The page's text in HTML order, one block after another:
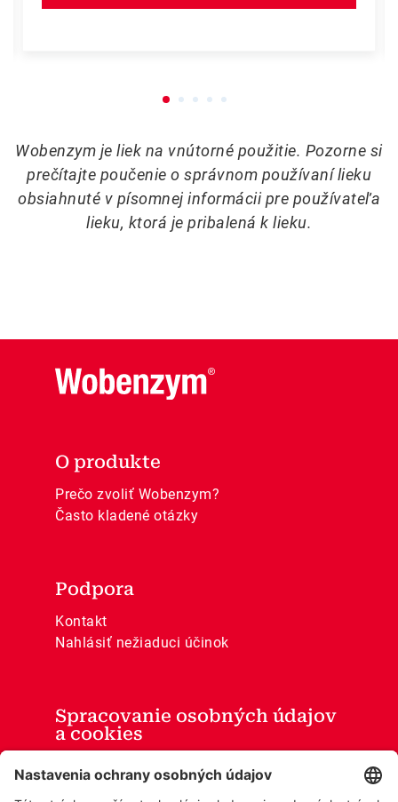
Wobenzym je liek na vnútorné použitie. Pozorne si
prečítajte poučenie o správnom používaní lieku
obsiahnuté v písomnej informácii pre používateľa
lieku, ktorá je pribalená k lieku.
O produkte
Prečo zvoliť Wobenzym?
Často kladené otázky
Podpora
Kontakt
Nahlásiť nežiaduci účinok
Spracovanie osobných údajov
a cookies
Všeobecné obchodné podmienky
Ochrana osobných údajov